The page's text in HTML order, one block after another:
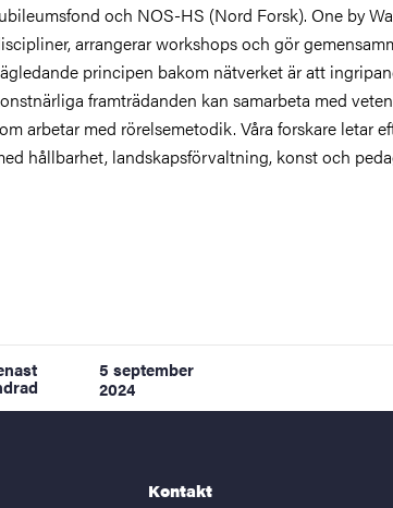
och NOS-HS (Nord Forsk). One by
arrangerar workshops och gör
principen bakom nätverket är att
framträdanden kan samarbeta med
arbetar med rörelsemetodik. Våra forskare letar
hållbarhet, landskapsförvaltning, konst och
5 september
2024
Kontakt